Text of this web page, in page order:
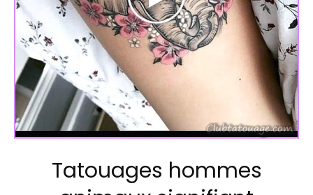
Tatouages hommes